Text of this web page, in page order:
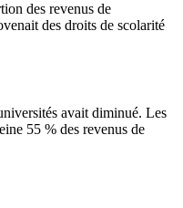
des revenus de
des droits de scolarité
avait diminué. Les
55 % des revenus de